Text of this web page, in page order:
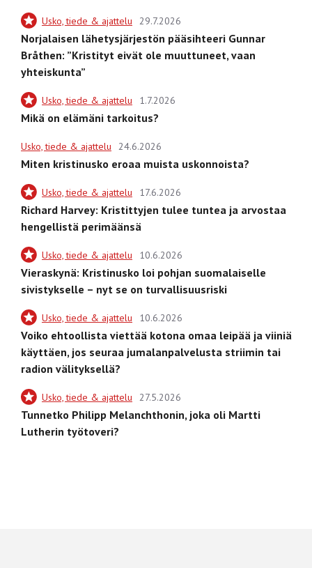
Usko, tiede & ajattelu 29.7.2026
Norjalaisen lähetysjärjestön pääsihteeri Gunnar
Bråthen: ”Kristityt eivät ole muuttuneet, vaan
yhteiskunta”
Usko, tiede & ajattelu 1.7.2026
Mikä on elämäni tarkoitus?
Usko, tiede & ajattelu 24.6.2026
Miten kristinusko eroaa muista uskonnoista?
Usko, tiede & ajattelu 17.6.2026
Richard Harvey: Kristittyjen tulee tuntea ja arvostaa
hengellistä perimäänsä
Usko, tiede & ajattelu 10.6.2026
Vieraskynä: Kristinusko loi pohjan suomalaiselle
sivistykselle – nyt se on turvallisuusriski
Usko, tiede & ajattelu 10.6.2026
Voiko ehtoollista viettää kotona omaa leipää ja viiniä
käyttäen, jos seuraa jumalanpalvelusta striimin tai
radion välityksellä?
Usko, tiede & ajattelu 27.5.2026
Tunnetko Philipp Melanchthonin, joka oli Martti
Lutherin työtoveri?